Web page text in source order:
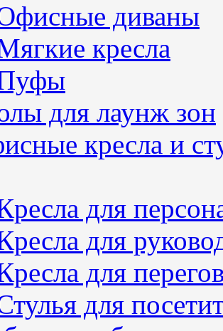
диваны
кресла
для лаунж зон
кресла и
для
для
для
для